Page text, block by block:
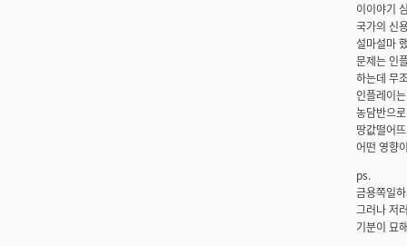
이이야기
국가의 신
설마설마
문제는 인
하는데 무
인플레이
농담반으
땅값떨어
어떤 영향
ps.
금용쪽일
그러나 저
기분이 묘